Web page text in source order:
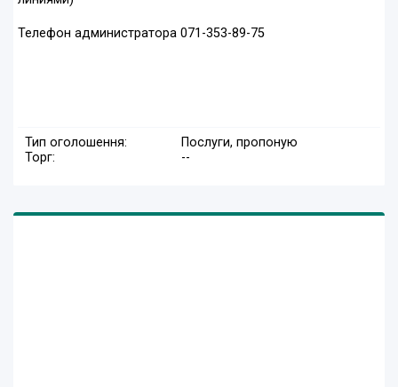
Телефон администратора 071-353-89-75
Тип оголошення:
Послуги, пропоную
Торг:
--